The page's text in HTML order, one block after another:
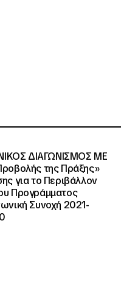
ΔΙΑΓΩΝΙΣΜΟΣ ΜΕ
της Πράξης»
για το Περιβάλλον
Προγράμματος
Συνοχή 2021-